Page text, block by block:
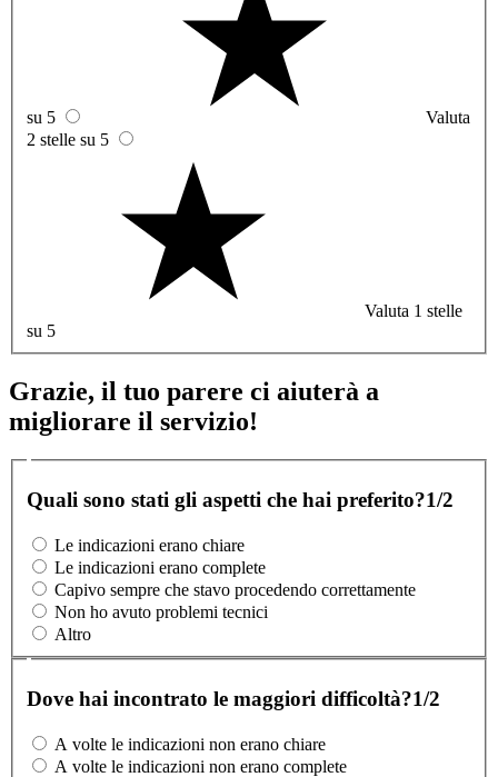
su 5
Valuta
2 stelle su 5
Valuta 1 stelle
su 5
Grazie, il tuo parere ci aiuterà a
migliorare il servizio!
Quali sono stati gli aspetti che hai preferito?1/2
Le indicazioni erano chiare
Le indicazioni erano complete
Capivo sempre che stavo procedendo correttamente
Non ho avuto problemi tecnici
Altro
Dove hai incontrato le maggiori difficoltà?1/2
A volte le indicazioni non erano chiare
A volte le indicazioni non erano complete